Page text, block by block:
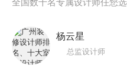
全国数千名专属设计师任您
杨云星
总监设计师